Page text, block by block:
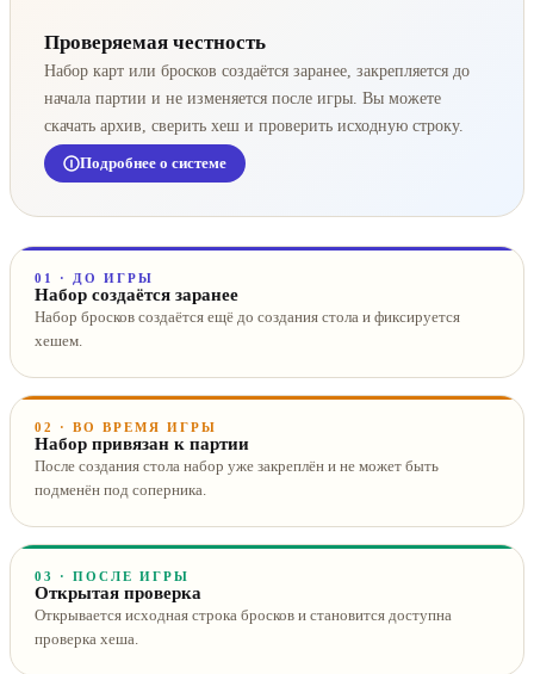
Проверяемая честность
Набор карт или бросков создаётся заранее, закрепляется до
начала партии и не изменяется после игры. Вы можете
скачать архив, сверить хеш и проверить исходную строку.
Подробнее о системе
01 · ДО ИГРЫ
Набор создаётся заранее
Набор бросков создаётся ещё до создания стола и фиксируется
хешем.
02 · ВО ВРЕМЯ ИГРЫ
Набор привязан к партии
После создания стола набор уже закреплён и не может быть
подменён под соперника.
03 · ПОСЛЕ ИГРЫ
Открытая проверка
Открывается исходная строка бросков и становится доступна
проверка хеша.